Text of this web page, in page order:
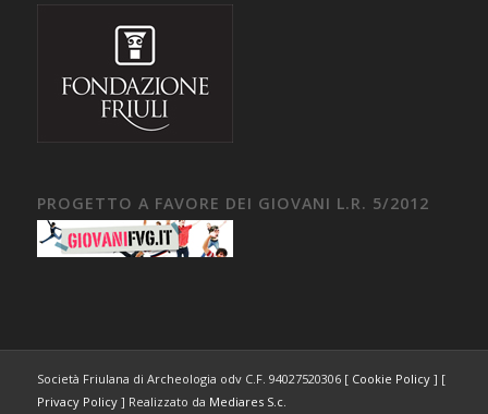
PROGETTO A FAVORE DEI GIOVANI L.R. 5/2012
Società Friulana di Archeologia odv C.F. 94027520306 [ Cookie Policy] [
Privacy Policy] Realizzato da Mediares S.c.